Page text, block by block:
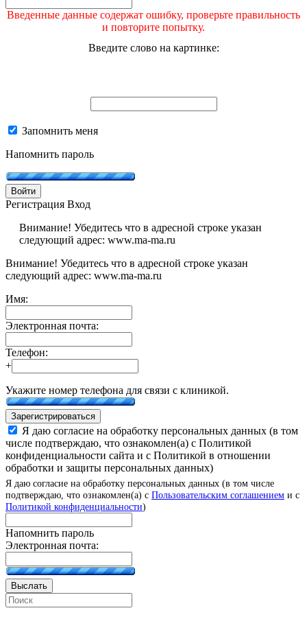
Введенные данные содержат ошибку, проверьте правильность
и повторите попытку.
Введите слово на картинке:
Запомнить меня
Напомнить пароль
Войти
Регистрация Вход
Внимание! Убедитесь что в адресной строке указан
следующий адрес: www.ma-ma.ru
Внимание! Убедитесь что в адресной строке указан
следующий адрес: www.ma-ma.ru
Имя:
Электронная почта:
Телефон:
+
Укажите номер телефона для связи с клиникой.
Зарегистрироваться
Я даю согласие на обработку персональных данных (в том
числе подтверждаю, что ознакомлен(а) с Политикой
конфиденциальности сайта и с Политикой в отношении
обработки и защиты персональных данных)
Я даю согласие на обработку персональных данных (в том числе
подтверждаю, что ознакомлен(а) с Пользовательским соглашением и с
Политикой конфиденциальности)
Напомнить пароль
Электронная почта:
Выслать